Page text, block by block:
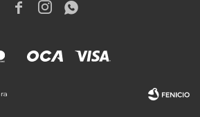
  